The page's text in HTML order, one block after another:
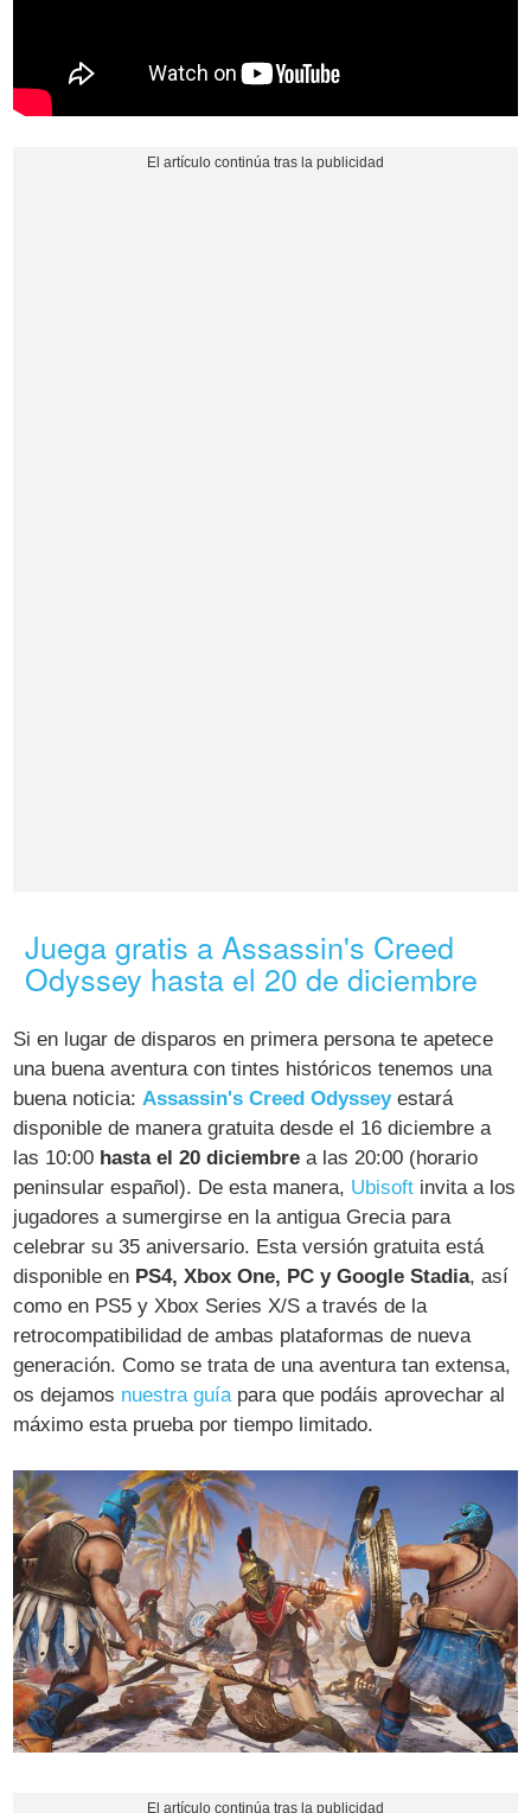
Juega gratis a Assassin's Creed
Odyssey hasta el 20 de diciembre
Si en lugar de disparos en primera persona te apetece
una buena aventura con tintes históricos tenemos una
buena noticia:Assassin's Creed Odysseyestará
disponible de manera gratuita desde el 16 diciembre a
las 10:00 hasta el 20 diciembre a las 20:00 (horario
peninsular español). De esta manera, Ubisoft invita a los
jugadores a sumergirse en la antigua Grecia para
celebrar su 35 aniversario. Esta versión gratuita está
disponible en PS4, Xbox One, PC y Google Stadia, así
como en PS5 y Xbox Series X/S a través de la
retrocompatibilidad de ambas plataformas de nueva
generación. Como se trata de una aventura tan extensa,
os dejamos nuestra guíapara que podáis aprovechar al
máximo esta prueba por tiempo limitado.